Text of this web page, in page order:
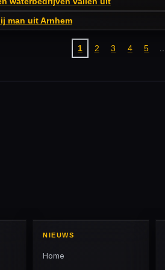
man uit Arnhem
1 2 3 4 5
NIEUWS
Home